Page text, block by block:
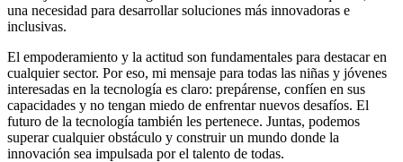
una necesidad para desarrollar soluciones más innovadoras e
inclusivas.
El empoderamiento y la actitud son fundamentales para destacar en
cualquier sector. Por eso, mi mensaje para todas las niñas y jóvenes
interesadas en la tecnología es claro: prepárense, confíen en sus
capacidades y no tengan miedo de enfrentar nuevos desafíos. El
futuro de la tecnología también les pertenece. Juntas, podemos
superar cualquier obstáculo y construir un mundo donde la
innovación sea impulsada por el talento de todas.